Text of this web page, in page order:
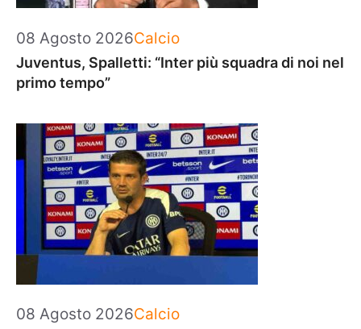
08 Agosto 2026Categorie
Calcio
Juventus, Spalletti: “Inter più squadra di noi nel
primo tempo”
08 Agosto 2026Categorie
Calcio